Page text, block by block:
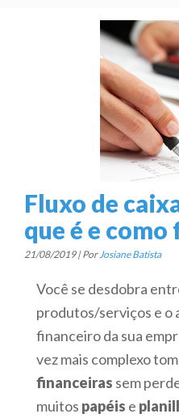
Fluxo de
que é e como
21/08/2019 | PorJosiane Batista
Você se desdobra
produtos/serviços e o
financeiro da sua
vez mais complexo
financeiras sem
muitos papéis e